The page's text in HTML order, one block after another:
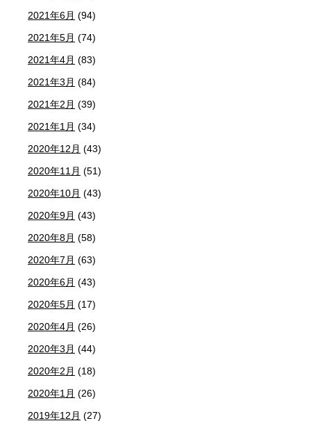
2021年6月 (94)
2021年5月 (74)
2021年4月 (83)
2021年3月 (84)
2021年2月 (39)
2021年1月 (34)
2020年12月 (43)
2020年11月 (51)
2020年10月 (43)
2020年9月 (43)
2020年8月 (58)
2020年7月 (63)
2020年6月 (43)
2020年5月 (17)
2020年4月 (26)
2020年3月 (44)
2020年2月 (18)
2020年1月 (26)
2019年12月 (27)